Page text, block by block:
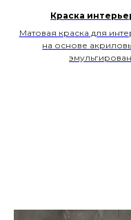
Краска
Матовая краска для
на основе